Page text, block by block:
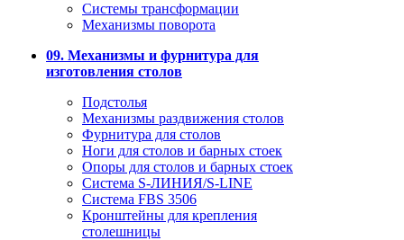
Системы трансформации
Механизмы поворота
09. Механизмы и фурнитура для
изготовления столов
Подстолья
Механизмы раздвижения столов
Фурнитура для столов
Ноги для столов и барных стоек
Опоры для столов и барных стоек
Система S-ЛИНИЯ/S-LINE
Система FBS 3506
Кронштейны для крепления
столешницы